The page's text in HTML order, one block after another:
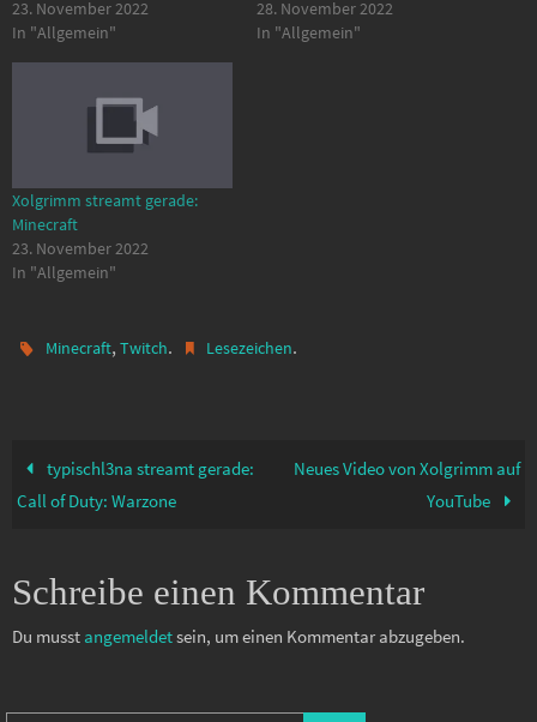
23. November 2022
In "Allgemein"
28. November 2022
In "Allgemein"
Xolgrimm streamt gerade:
Minecraft
23. November 2022
In "Allgemein"
Minecraft,Twitch. Lesezeichen.
typischl3na streamt gerade:
Call of Duty: Warzone
Neues Video von Xolgrimm auf
YouTube
Schreibe einen Kommentar
Du musst angemeldetsein, um einen Kommentar abzugeben.